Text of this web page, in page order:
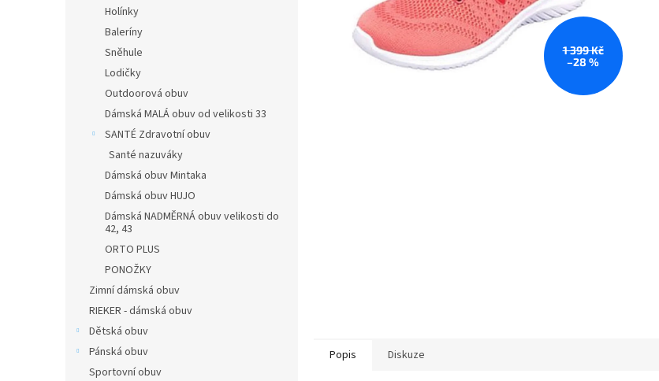
Holínky
Baleríny
Sněhule
Lodičky
Outdoorová obuv
Dámská MALÁ obuv od velikosti 33
SANTÉ Zdravotní obuv
Santé nazuváky
Dámská obuv Mintaka
Dámská obuv HUJO
Dámská NADMĚRNÁ obuv velikosti do
42, 43
ORTO PLUS
PONOŽKY
Zimní dámská obuv
RIEKER - dámská obuv
Dětská obuv
Pánská obuv
Sportovní obuv
1 399 Kč
–28 %
Popis Diskuze